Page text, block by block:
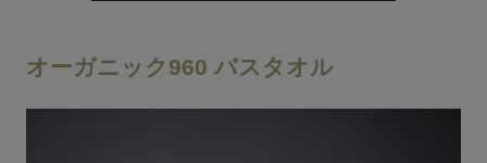
オーガニック960 バスタオル